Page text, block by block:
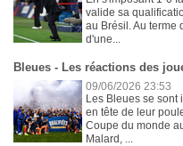
valide sa
au Brésil. Au terme
d'une...
Bleues - Les réactions des
09/06/2026 23:53
Les Bleues se sont
en tête de leur
Coupe du monde
Malard, ...